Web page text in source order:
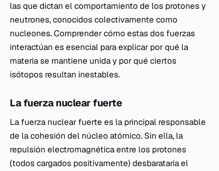
las que dictan el comportamiento de los protones y
neutrones, conocidos colectivamente como
nucleones. Comprender cómo estas dos fuerzas
interactúan es esencial para explicar por qué la
materia se mantiene unida y por qué ciertos
isótopos resultan inestables.
La fuerza nuclear fuerte
La fuerza nuclear fuerte es la principal responsable
de la cohesión del núcleo atómico. Sin ella, la
repulsión electromagnética entre los protones
(todos cargados positivamente) desbarataría el